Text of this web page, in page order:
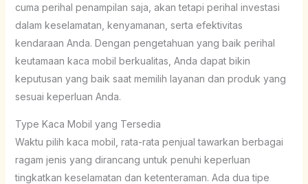
cuma perihal penampilan saja, akan tetapi perihal investasi
dalam keselamatan, kenyamanan, serta efektivitas
kendaraan Anda. Dengan pengetahuan yang baik perihal
keutamaan kaca mobil berkualitas, Anda dapat bikin
keputusan yang baik saat memilih layanan dan produk yang
sesuai keperluan Anda.
Type Kaca Mobil yang Tersedia
Waktu pilih kaca mobil, rata-rata penjual tawarkan berbagai
ragam jenis yang dirancang untuk penuhi keperluan
tingkatkan keselamatan dan ketenteraman. Ada dua tipe